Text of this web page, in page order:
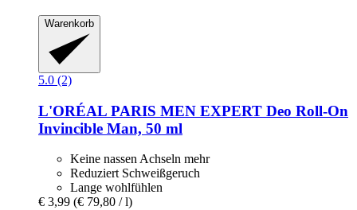
Warenkorb
5.0 (2)
L'ORÉAL PARIS MEN EXPERT Deo Roll-​On
Invincible Man, 50 ml
Keine nassen Achseln mehr
Reduziert Schweißgeruch
Lange wohlfühlen
€ 3,99 (€ 79,80 / l)